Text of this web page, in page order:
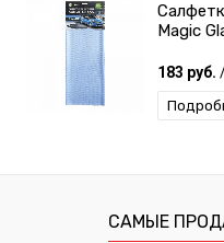
Magic
183 руб.
САМЫЕ